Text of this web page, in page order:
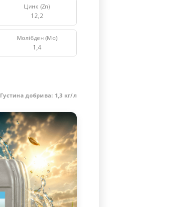
Цинк (Zn)
12,2
Молібден (Mo)
1,4
Густина добрива: 1,3 кг/л